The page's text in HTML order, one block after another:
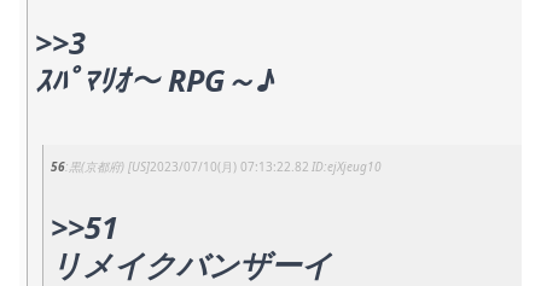
>>3
ｽﾊﾟﾏﾘｵ～ RPG～♪
56 黒(京都府) [US]2023/07/10(月) 07:13:22.82 ejXjeug10
>>51
リメイクバンザーイ